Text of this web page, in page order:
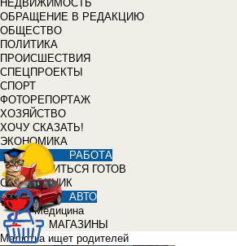
НЕДВИЖИМОСТЬ
ОБРАЩЕНИЕ В РЕДАКЦИЮ
ОБЩЕСТВО
ПОЛИТИКА
ПРОИСШЕСТВИЯ
СПЕЦПРОЕКТЫ
СПОРТ
ФОТОРЕПОРТАЖ
ХОЗЯЙСТВО
ХОЧУ СКАЗАТЬ!
ЭКОНОМИКА
РАБОТА
УЧИТЬСЯ ГОТОВ
СПРАВОЧНИК
АВТО
Медицина
МАГАЗИНЫ
Малютка ищет родителей